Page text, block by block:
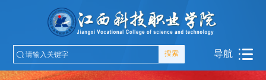
搜索 导航